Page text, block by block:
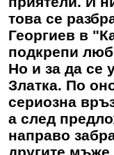
това се
Георгиев в
подкрепи
Но и за да се
Златка. По
сериозна
а след
направо
другите